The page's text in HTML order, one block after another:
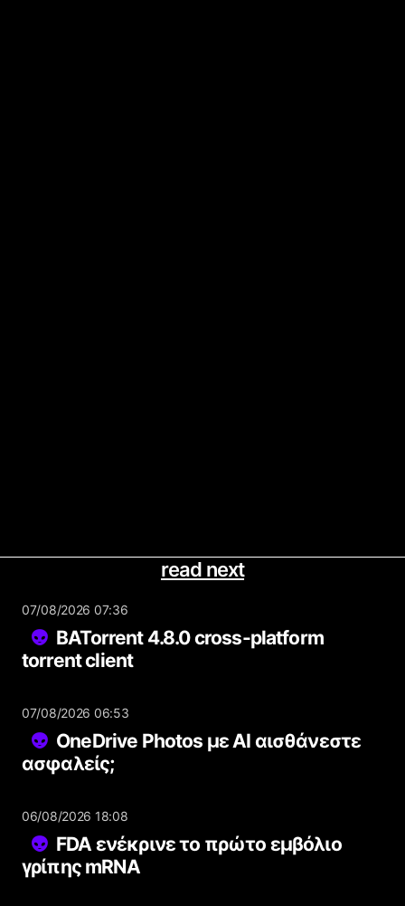
read next
07/08/2026 07:36
BATorrent 4.8.0 cross-platform
torrent client
07/08/2026 06:53
OneDrive Photos με AI αισθάνεστε
ασφαλείς;
06/08/2026 18:08
FDA ενέκρινε το πρώτο εμβόλιο
γρίπης mRNA